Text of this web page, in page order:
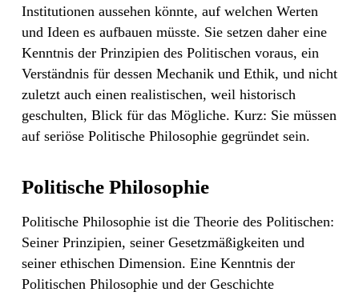
Institutionen aussehen könnte, auf welchen Werten
und Ideen es aufbauen müsste. Sie setzen daher eine
Kenntnis der Prinzipien des Politischen voraus, ein
Verständnis für dessen Mechanik und Ethik, und nicht
zuletzt auch einen realistischen, weil historisch
geschulten, Blick für das Mögliche. Kurz: Sie müssen
auf seriöse Politische Philosophie gegründet sein.
Politische Philosophie
Politische Philosophie ist die Theorie des Politischen:
Seiner Prinzipien, seiner Gesetzmäßigkeiten und
seiner ethischen Dimension. Eine Kenntnis der
Politischen Philosophie und der Geschichte